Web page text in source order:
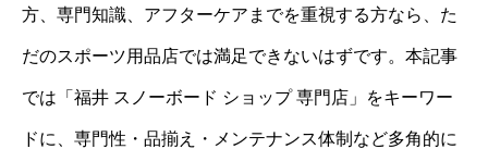
方、専門知識、アフターケアまでを重視する方なら、た
だのスポーツ用品店では満足できないはずです。本記事
では「福井 スノーボード ショップ 専門店」をキーワー
ドに、専門性・品揃え・メンテナンス体制など多角的に